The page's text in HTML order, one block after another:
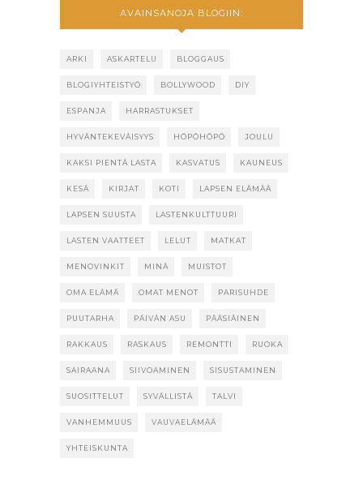
AVAINSANOJA BLOGIIN:
ARKI ASKARTELU BLOGGAUS
BLOGIYHTEISTYÖ BOLLYWOOD DIY
ESPANJA HARRASTUKSET
HYVÄNTEKEVÄISYYS HÖPÖHÖPÖ JOULU
KAKSI PIENTÄ LASTA KASVATUS KAUNEUS
KESÄ KIRJAT KOTI LAPSEN ELÄMÄÄ
LAPSEN SUUSTA LASTENKULTTUURI
LASTEN VAATTEET LELUT MATKAT
MENOVINKIT MINÄ MUISTOT
OMA ELÄMÄ OMAT MENOT PARISUHDE
PUUTARHA PÄIVÄN ASU PÄÄSIÄINEN
RAKKAUS RASKAUS REMONTTI RUOKA
SAIRAANA SIIVOAMINEN SISUSTAMINEN
SUOSITTELUT SYVÄLLISTÄ TALVI
VANHEMMUUS VAUVAELÄMÄÄ
YHTEISKUNTA